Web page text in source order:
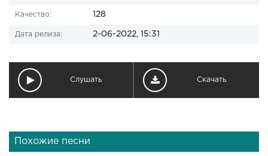
Качество: 128
Дата релиза: 2-06-2022, 15:31
Слушать Скачать
Похожие песни